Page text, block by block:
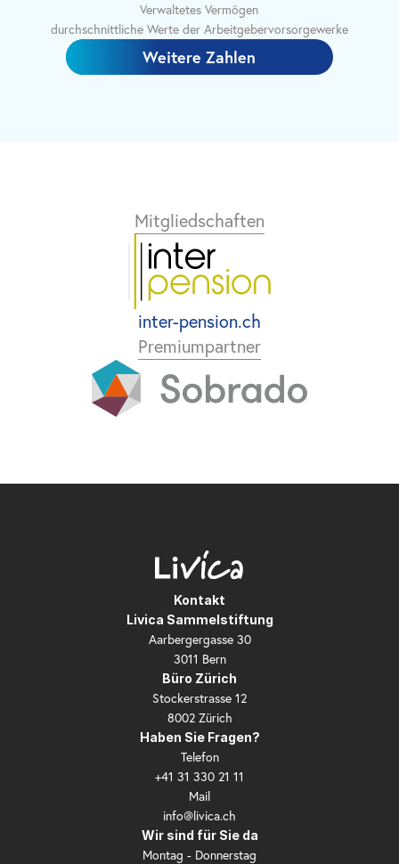
Verwaltetes Vermögen
durchschnittliche Werte der Arbeitgebervorsorgewerke
Weitere Zahlen
Mitgliedschaften
inter-pension.ch
Premiumpartner
Kontakt
Livica Sammelstiftung
Aarbergergasse 30
3011 Bern
Büro Zürich
Stockerstrasse 12
8002 Zürich
Haben Sie Fragen?
Telefon
+41 31 330 21 11
Mail
info@livica.ch
Wir sind für Sie da
Montag - Donnerstag